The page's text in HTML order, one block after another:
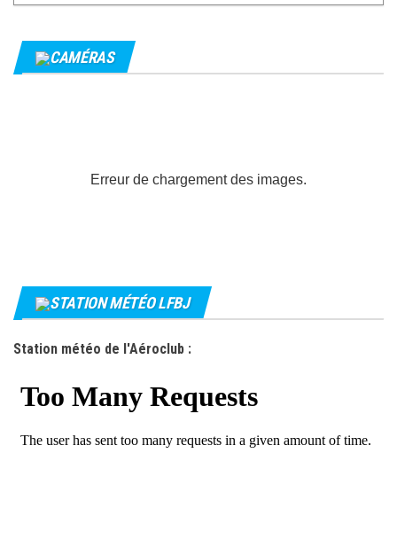
CAMÉRAS
Erreur de chargement des images.
STATION MÉTÉO LFBJ
Station météo de l'Aéroclub :